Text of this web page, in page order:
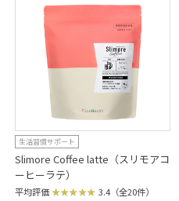
生活習慣サポート
Slimore Coffee latte（スリモアコ
ーヒーラテ）
平均評価 3.4（全20件）